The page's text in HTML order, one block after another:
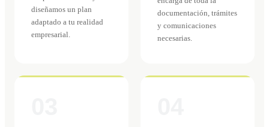
diseñamos un plan
adaptado a tu realidad
empresarial.
documentación, trámites
y comunicaciones
necesarias.